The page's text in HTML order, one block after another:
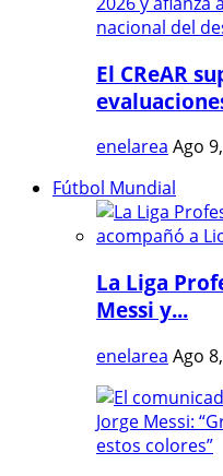
El CReAR
enelarea Ago
Fútbol Mundial
La Liga
Messi y...
enelarea Ago